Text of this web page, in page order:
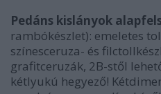
Pedáns kislányok
rambókészlet): emeletes
színesceruza- és
grafitceruzák, 2B-stől
kétlyukú hegyező!